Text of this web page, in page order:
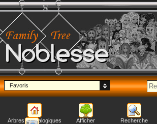
Noblesse
Favoris
Arbres généalogiques Afficher Recherche